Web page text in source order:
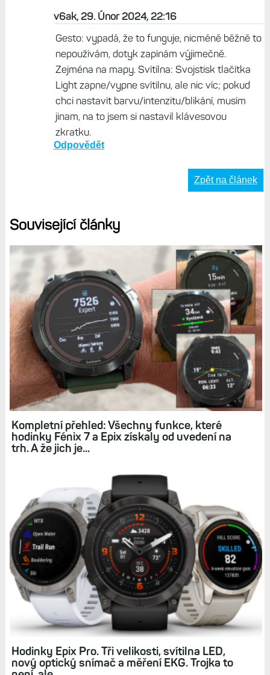
Takže u mě nejeaka soft.chyba? O nic vlastně
nejde ale hodinky za ty prachy a nejeaky
problém? A co ta led svítilna že se nezobrazí
to.nastaveni intenzity? A ten návrat na hlavní
obrazovku se nikde nedá nastavit. Projel.jsem
snad všechny nastavení a zkusil úplně
všechno. I s tou led svítilnou. Reklamovat můžu
nebo je to jen problém v mých hodinkách?
Adam, 29. Únor 2024, 19:36
A jak to myslíš že Ti to funguje? V jakém režimu.
Překryjes dlani hodinky a jsi zpět z menu na
ciferníku? A kdo ví jestli to nastavení dvojstisk light
nema fungovat jen na epixech. To nevím...
Odpovědět
v6ak, 29. Únor 2024, 22:16
Gesto: vypadá, že to funguje, nicméně běžně to
nepoužívám, dotyk zapínám výjimečně.
Zejména na mapy. Svítilna: Svojstisk tlačítka
chci nastavit barvu/intenzitu/blikání, musím
jinam, na to jsem si nastavil klávesovou
Zpět na článek
Související články